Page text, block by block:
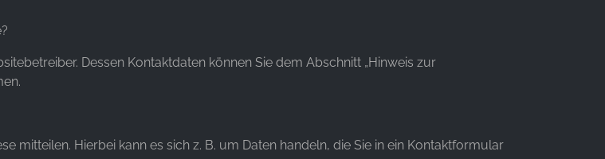
Dessen Kontaktdaten können Sie dem Abschnitt „Hinweis zur
mitteilen. Hierbei kann es sich z. B. um Daten handeln, die Sie in ein Kontaktformular